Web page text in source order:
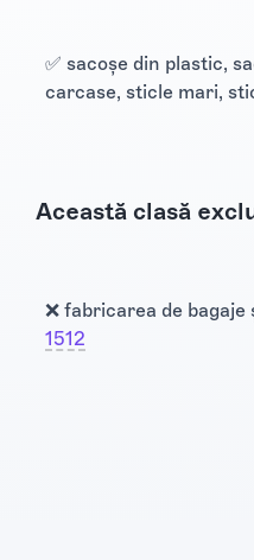
✅ sacoșe din plastic,
carcase, sticle mari,
Această clasă
❌ fabricarea de
1512